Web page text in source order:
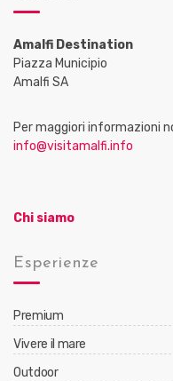
Amalfi Destination
Piazza Municipio
Amalfi SA
Per maggiori informazioni
info@visitamalfi.info
Chi siamo
Esperienze
Premium
Vivere il mare
Outdoor